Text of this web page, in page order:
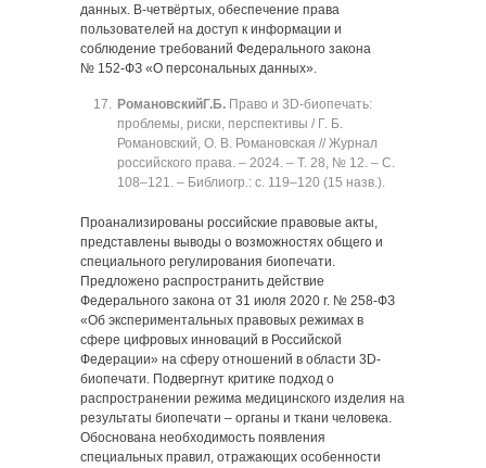
данных. В-четвёртых, обеспечение права
пользователей на доступ к информации и
соблюдение требований Федерального закона
№ 152-ФЗ «О персональных данных».
РомановскийГ.Б. Право и 3D-биопечать:
проблемы, риски, перспективы / Г. Б.
Романовский, О. В. Романовская // Журнал
российского права. ‒ 2024. ‒ Т. 28, № 12. ‒ C.
108‒121. ‒ Библиогр.: с. 119‒120 (15 назв.).
Проанализированы российские правовые акты,
представлены выводы о возможностях общего и
специального регулирования биопечати.
Предложено распространить действие
Федерального закона от 31 июля 2020 г. № 258-ФЗ
«Об экспериментальных правовых режимах в
сфере цифровых инноваций в Российской
Федерации» на сферу отношений в области 3D-
биопечати. Подвергнут критике подход о
распространении режима медицинского изделия на
результаты биопечати ‒ органы и ткани человека.
Обоснована необходимость появления
специальных правил, отражающих особенности